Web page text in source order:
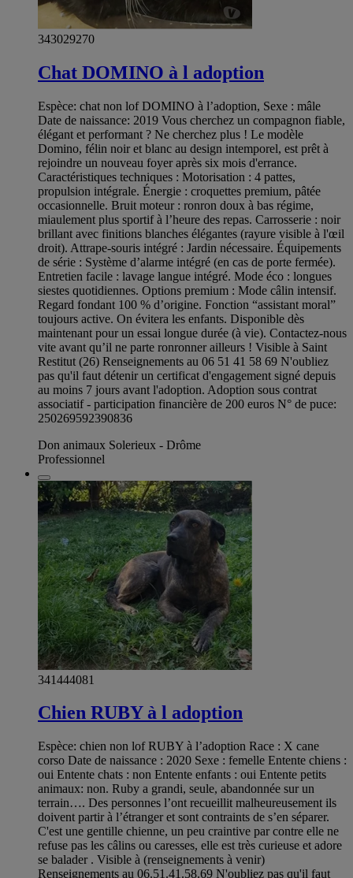
343029270
Chat DOMINO à l adoption
Espèce: chat non lof DOMINO à l’adoption, Sexe : mâle
Date de naissance: 2019 Vous cherchez un compagnon fiable,
élégant et performant ? Ne cherchez plus ! Le modèle
Domino, félin noir et blanc au design intemporel, est prêt à
rejoindre un nouveau foyer après six mois d'errance.
Caractéristiques techniques : Motorisation : 4 pattes,
propulsion intégrale. Énergie : croquettes premium, pâtée
occasionnelle. Bruit moteur : ronron doux à bas régime,
miaulement plus sportif à l’heure des repas. Carrosserie : noir
brillant avec finitions blanches élégantes (rayure visible à l'œil
droit). Attrape-souris intégré : Jardin nécessaire. Équipements
de série : Système d’alarme intégré (en cas de porte fermée).
Entretien facile : lavage langue intégré. Mode éco : longues
siestes quotidiennes. Options premium : Mode câlin intensif.
Regard fondant 100 % d’origine. Fonction “assistant moral”
toujours active. On évitera les enfants. Disponible dès
maintenant pour un essai longue durée (à vie). Contactez-nous
vite avant qu’il ne parte ronronner ailleurs ! Visible à Saint
Restitut (26) Renseignements au 06 51 41 58 69 N'oubliez
pas qu'il faut détenir un certificat d'engagement signé depuis
au moins 7 jours avant l'adoption. Adoption sous contrat
associatif - participation financière de 200 euros N° de puce:
250269592390836
Don animaux Solerieux - Drôme
Professionnel
341444081
Chien RUBY à l adoption
Espèce: chien non lof RUBY à l’adoption Race : X cane
corso Date de naissance : 2020 Sexe : femelle Entente chiens :
oui Entente chats : non Entente enfants : oui Entente petits
animaux: non. Ruby a grandi, seule, abandonnée sur un
terrain…. Des personnes l’ont recueillit malheureusement ils
doivent partir à l’étranger et sont contraints de s’en séparer.
C'est une gentille chienne, un peu craintive par contre elle ne
refuse pas les câlins ou caresses, elle est très curieuse et adore
se balader . Visible à (renseignements à venir)
Renseignements au 06.51.41.58.69 N'oubliez pas qu'il faut